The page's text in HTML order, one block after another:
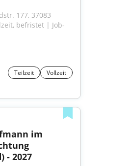
befristet | Job-
Teilzeit Vollzeit
im
- 2027